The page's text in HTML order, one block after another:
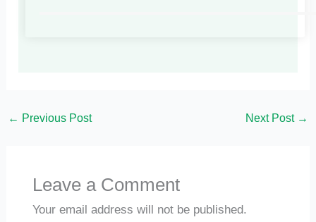
← Previous Post Next Post →
Leave a Comment
Your email address will not be published.